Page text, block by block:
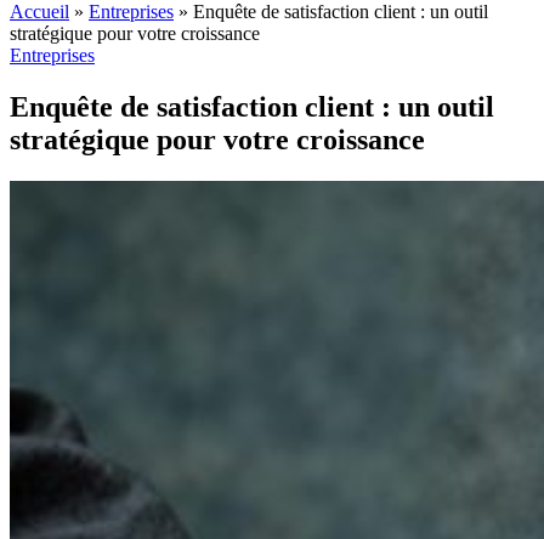
Accueil » Entreprises » Enquête de satisfaction client : un outil
stratégique pour votre croissance
Entreprises
Enquête de satisfaction client : un outil
stratégique pour votre croissance